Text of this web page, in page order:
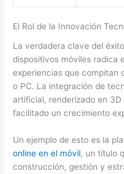
El Rol de la Innovación
La verdadera clave del
dispositivos móviles radica
experiencias que compitan
o PC. La integración de
artificial, renderizado en
facilitado un crecimiento
Un ejemplo de esto es la
online en el móvil, un título
construcción, gestión y